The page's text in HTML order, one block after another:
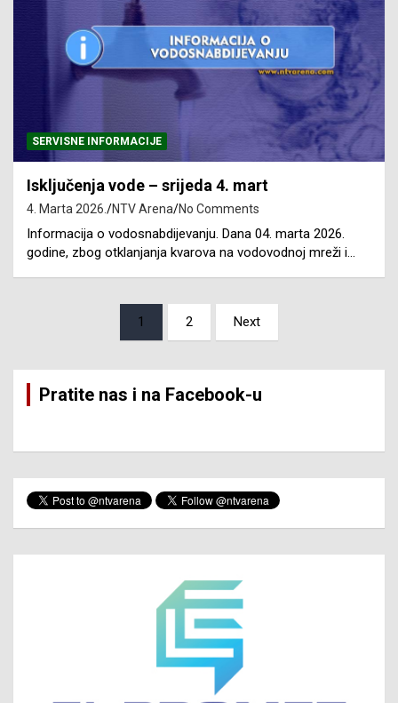
SERVISNE INFORMACIJE
Isključenja vode – srijeda 4. mart
4. Marta 2026. NTV Arena No Comments
Informacija o vodosnabdijevanju. Dana 04. marta 2026.
godine, zbog otklanjanja kvarova na vodovodnoj mreži i…
1 2 Next
Pratite nas i na Facebook-u